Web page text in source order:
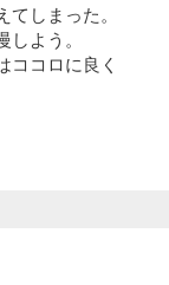
しまった。
よう。
ココロに良く